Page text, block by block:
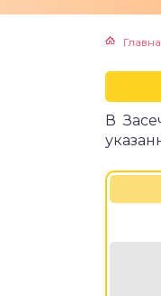
В
искусств
школы,